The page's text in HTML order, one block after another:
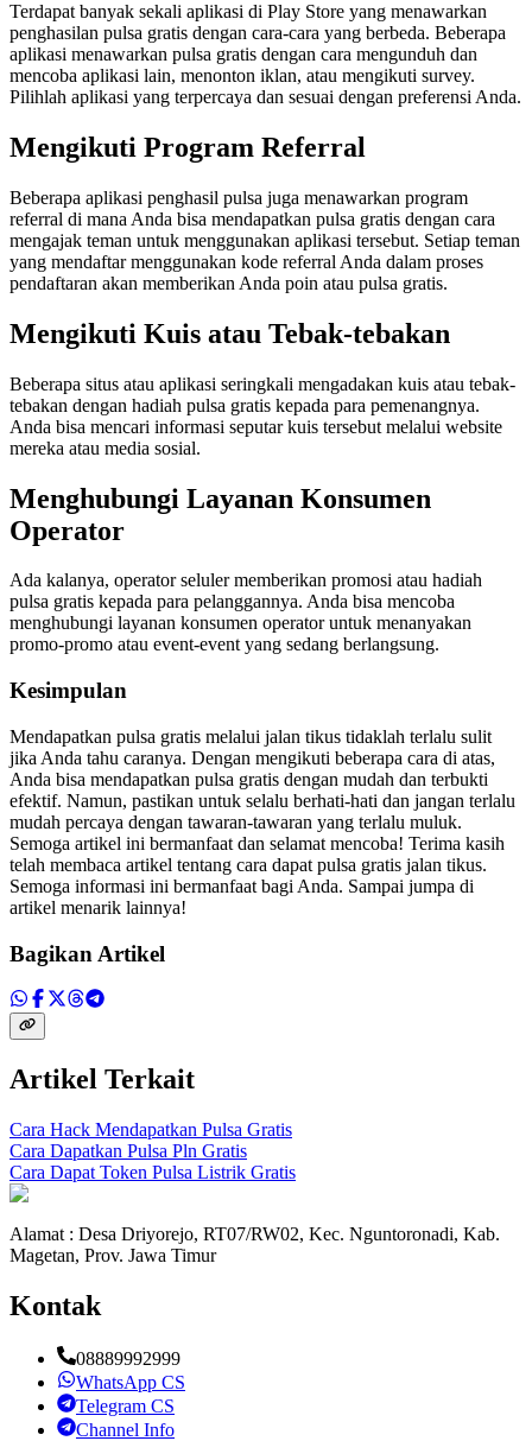
Terdapat banyak sekali aplikasi di Play Store yang menawarkan
penghasilan pulsa gratis dengan cara-cara yang berbeda. Beberapa
aplikasi menawarkan pulsa gratis dengan cara mengunduh dan
mencoba aplikasi lain, menonton iklan, atau mengikuti survey.
Pilihlah aplikasi yang terpercaya dan sesuai dengan preferensi Anda.
Mengikuti Program Referral
Beberapa aplikasi penghasil pulsa juga menawarkan program
referral di mana Anda bisa mendapatkan pulsa gratis dengan cara
mengajak teman untuk menggunakan aplikasi tersebut. Setiap teman
yang mendaftar menggunakan kode referral Anda dalam proses
pendaftaran akan memberikan Anda poin atau pulsa gratis.
Mengikuti Kuis atau Tebak-tebakan
Beberapa situs atau aplikasi seringkali mengadakan kuis atau tebak-
tebakan dengan hadiah pulsa gratis kepada para pemenangnya.
Anda bisa mencari informasi seputar kuis tersebut melalui website
mereka atau media sosial.
Menghubungi Layanan Konsumen
Operator
Ada kalanya, operator seluler memberikan promosi atau hadiah
pulsa gratis kepada para pelanggannya. Anda bisa mencoba
menghubungi layanan konsumen operator untuk menanyakan
promo-promo atau event-event yang sedang berlangsung.
Kesimpulan
Mendapatkan pulsa gratis melalui jalan tikus tidaklah terlalu sulit
jika Anda tahu caranya. Dengan mengikuti beberapa cara di atas,
Anda bisa mendapatkan pulsa gratis dengan mudah dan terbukti
efektif. Namun, pastikan untuk selalu berhati-hati dan jangan terlalu
mudah percaya dengan tawaran-tawaran yang terlalu muluk.
Semoga artikel ini bermanfaat dan selamat mencoba! Terima kasih
telah membaca artikel tentang cara dapat pulsa gratis jalan tikus.
Semoga informasi ini bermanfaat bagi Anda. Sampai jumpa di
artikel menarik lainnya!
Bagikan Artikel
Artikel Terkait
Cara Hack Mendapatkan Pulsa Gratis
Cara Dapatkan Pulsa Pln Gratis
Cara Dapat Token Pulsa Listrik Gratis
Alamat : Desa Driyorejo, RT07/RW02, Kec. Nguntoronadi, Kab.
Magetan, Prov. Jawa Timur
Kontak
08889992999
WhatsApp CS
Telegram CS
Channel Info